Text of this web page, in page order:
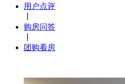
用户点评
购房问答
团购看房